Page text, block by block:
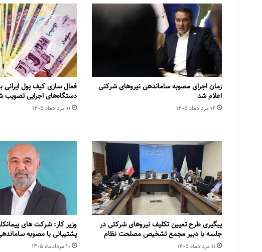
زمان اجرای مصوبه ساماندهی نیروهای شرکتی
اعلام شد
۱۲ مرداد‌ماه ۱۴۰۵
فعال سازی کیف پول ایرانی
دستگاه‌های اجرایی تصویب
۱۱ مرداد‌ماه ۱۴۰۵
پیگیری طرح تعیین تکلیف نیروهای شرکتی در
جلسه با دبیر مجمع تشخیص مصلحت نظام
۱۱ مرداد‌ماه ۱۴۰۵
وزیر کار: شرکت های
پشتیبانی با مصوبه
۱۰ مرداد‌ماه ۱۴۰۵